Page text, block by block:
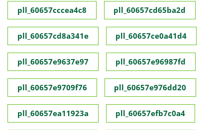
pll_60657cccea4c8 pll_60657cd65ba2d
pll_60657cd8a341e pll_60657ce0a41d4
pll_60657e9637e97 pll_60657e96987fd
pll_60657e9709f76 pll_60657e976dd20
pll_60657ea11923a pll_60657efb7c0a4